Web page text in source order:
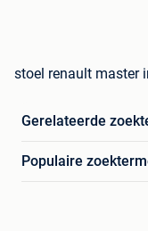
stoel renault master
Gerelateerde
Populaire